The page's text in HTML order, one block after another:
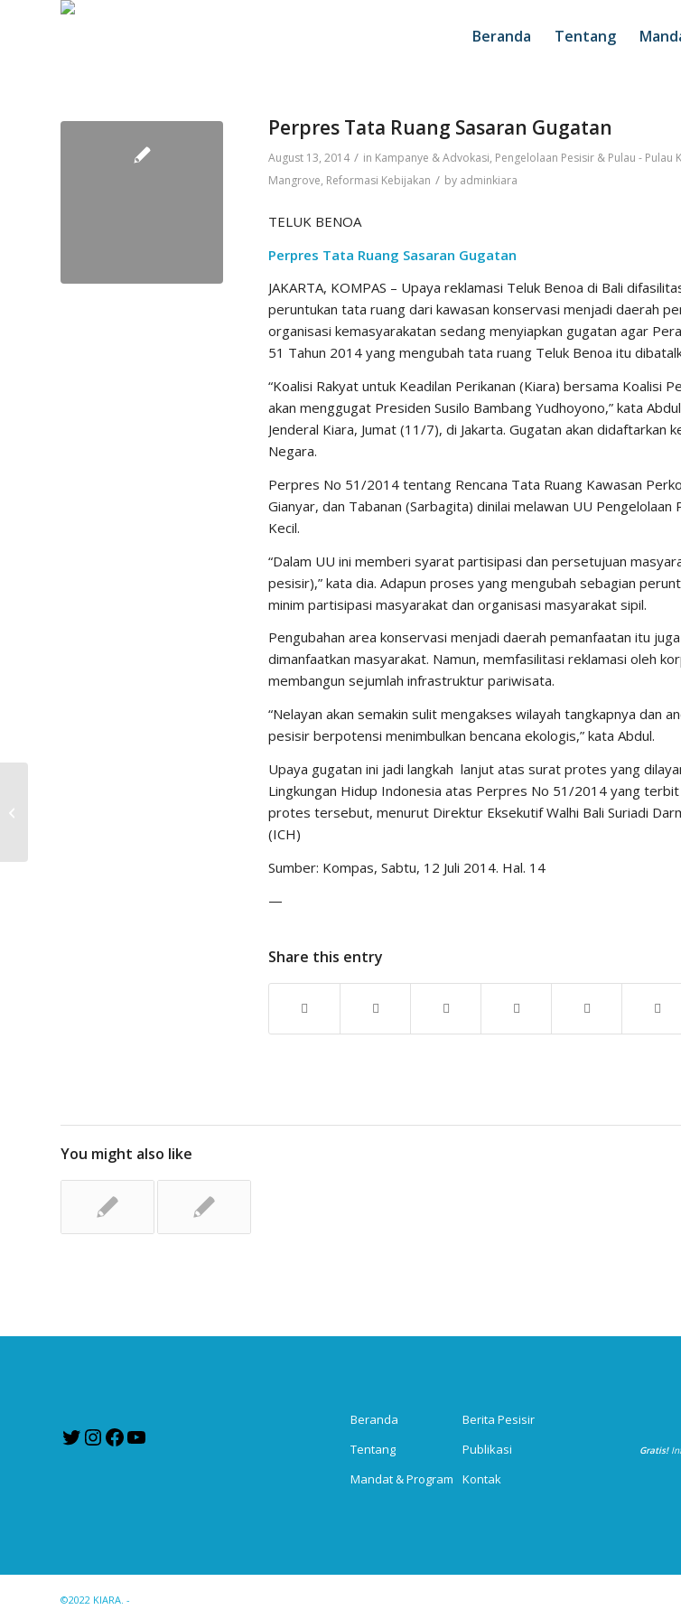
Beranda Tentang
Perpres Tata Ruang Sasaran Gugatan
August 13, 2014 / in Kampanye & Advokasi, Pengelolaan Pesisir & Pulau - Pulau
Mangrove, Reformasi Kebijakan / by adminkiara
TELUK BENOA
Perpres Tata Ruang Sasaran Gugatan
JAKARTA, KOMPAS – Upaya reklamasi Teluk Benoa di Bali
peruntukan tata ruang dari kawasan konservasi menjadi daerah
organisasi kemasyarakatan sedang menyiapkan gugatan agar
51 Tahun 2014 yang mengubah tata ruang Teluk Benoa itu
“Koalisi Rakyat untuk Keadilan Perikanan (Kiara) bersama Koalisi
akan menggugat Presiden Susilo Bambang Yudhoyono,” kata
Jenderal Kiara, Jumat (11/7), di Jakarta. Gugatan akan didaftarkan
Negara.
Perpres No 51/2014 tentang Rencana Tata Ruang Kawasan
Gianyar, dan Tabanan (Sarbagita) dinilai melawan UU Pengelolaan
Kecil.
“Dalam UU ini memberi syarat partisipasi dan persetujuan
pesisir),” kata dia. Adapun proses yang mengubah sebagian
minim partisipasi masyarakat dan organisasi masyarakat sipil.
Pengubahan area konservasi menjadi daerah pemanfaatan itu
dimanfaatkan masyarakat. Namun, memfasilitasi reklamasi oleh
membangun sejumlah infrastruktur pariwisata.
“Nelayan akan semakin sulit mengakses wilayah tangkapnya dan
pesisir berpotensi menimbulkan bencana ekologis,” kata Abdul.
Upaya gugatan ini jadi langkah lanjut atas surat protes yang
Lingkungan Hidup Indonesia atas Perpres No 51/2014 yang
protes tersebut, menurut Direktur Eksekutif Walhi Bali Suriadi
(ICH)
Sumber: Kompas, Sabtu, 12 Juli 2014. Hal. 14
—
Share this entry
You might also like
TwitterInstagram
Facebook
Beranda
Tentang
Mandat & Program
Berita Pesisir
Publikasi
Kontak
Gratis!
©2022 KIARA. -